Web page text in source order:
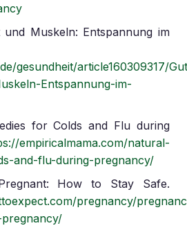
Muskeln: Entspannung im
gesundheit/article160309317/
Entspannung-im-
for Colds and Flu during
empiricalmama.com/natural-
and-flu-during-pregnancy/
How to Stay Safe.
pregnancy/